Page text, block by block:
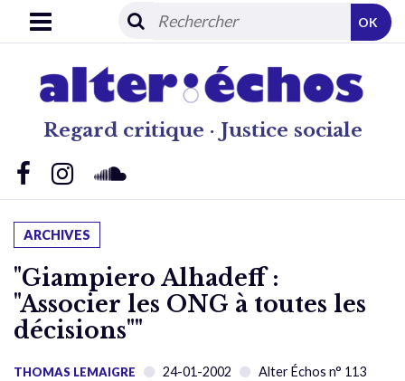
Regard critique · Justice sociale
OK
ARCHIVES
"Giampiero Alhadeff :
"Associer les ONG à toutes les
décisions""
THOMAS LEMAIGRE 24-01-2002 Alter Échos n° 113